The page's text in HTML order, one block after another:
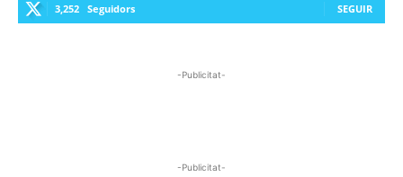
3,252 Seguidors SEGUIR
-Publicitat-
-Publicitat-